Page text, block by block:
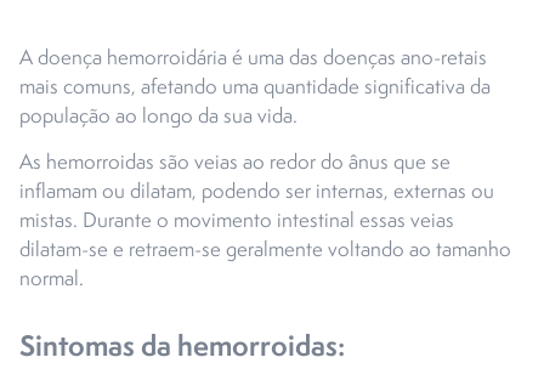
A doença hemorroidária é uma das doenças ano-retais
mais comuns, afetando uma quantidade significativa da
população ao longo da sua vida.
As hemorroidas são veias ao redor do ânus que se
inflamam ou dilatam, podendo ser internas, externas ou
mistas. Durante o movimento intestinal essas veias
dilatam-se e retraem-se geralmente voltando ao tamanho
normal.
Sintomas da hemorroidas: